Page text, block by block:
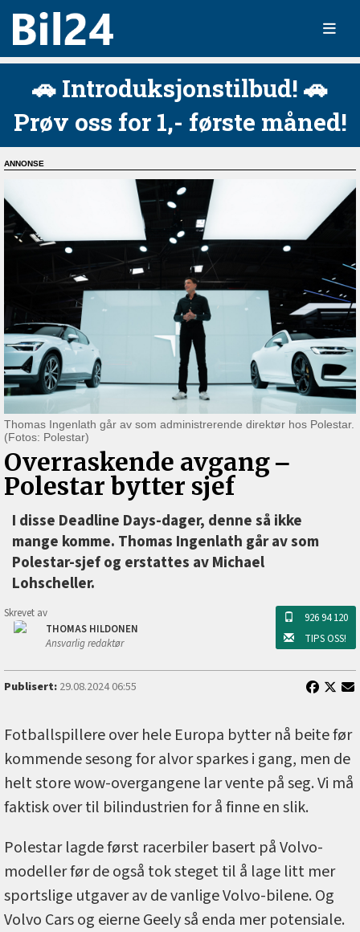
🚗 Introduksjonstilbud! 🚗
Prøv oss for 1,- første måned!
Thomas Ingenlath går av som administrerende direktør hos Polestar.
(Fotos: Polestar)
Overraskende avgang ‒
Polestar bytter sjef
I disse Deadline Days-dager, denne så ikke
mange komme. Thomas Ingenlath går av som
Polestar-sjef og erstattes av Michael
Lohscheller.
Skrevet av
THOMAS HILDONEN
Ansvarlig redaktør
926 94 120
TIPS OSS!
Publisert:29.08.2024 06:55
Fotballspillere over hele Europa bytter nå beite før
kommende sesong for alvor sparkes i gang, men de
helt store wow-overgangene lar vente på seg. Vi må
faktisk over til bilindustrien for å finne en slik.
Polestar lagde først racerbiler basert på Volvo-
modeller før de også tok steget til å lage litt mer
sportslige utgaver av de vanlige Volvo-bilene. Og
Volvo Cars og eierne Geely så enda mer potensiale.